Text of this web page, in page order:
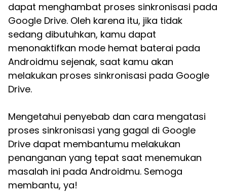
dapat menghambat proses sinkronisasi pada
Google Drive. Oleh karena itu, jika tidak
sedang dibutuhkan, kamu dapat
menonaktifkan mode hemat baterai pada
Androidmu sejenak, saat kamu akan
melakukan proses sinkronisasi pada Google
Drive.
Mengetahui penyebab dan cara mengatasi
proses sinkronisasi yang gagal di Google
Drive dapat membantumu melakukan
penanganan yang tepat saat menemukan
masalah ini pada Androidmu. Semoga
membantu, ya!